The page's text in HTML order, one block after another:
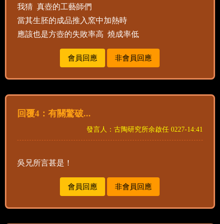
我猜 真壺的工藝師們
當其生胚的成品推入窯中加熱時
應該也是方壺的失敗率高 燒成率低
會員回應 非會員回應
回覆4：有關驚破...
發言人：古陶研究所余啟任 0227-14:41
吳兄所言甚是！
會員回應 非會員回應